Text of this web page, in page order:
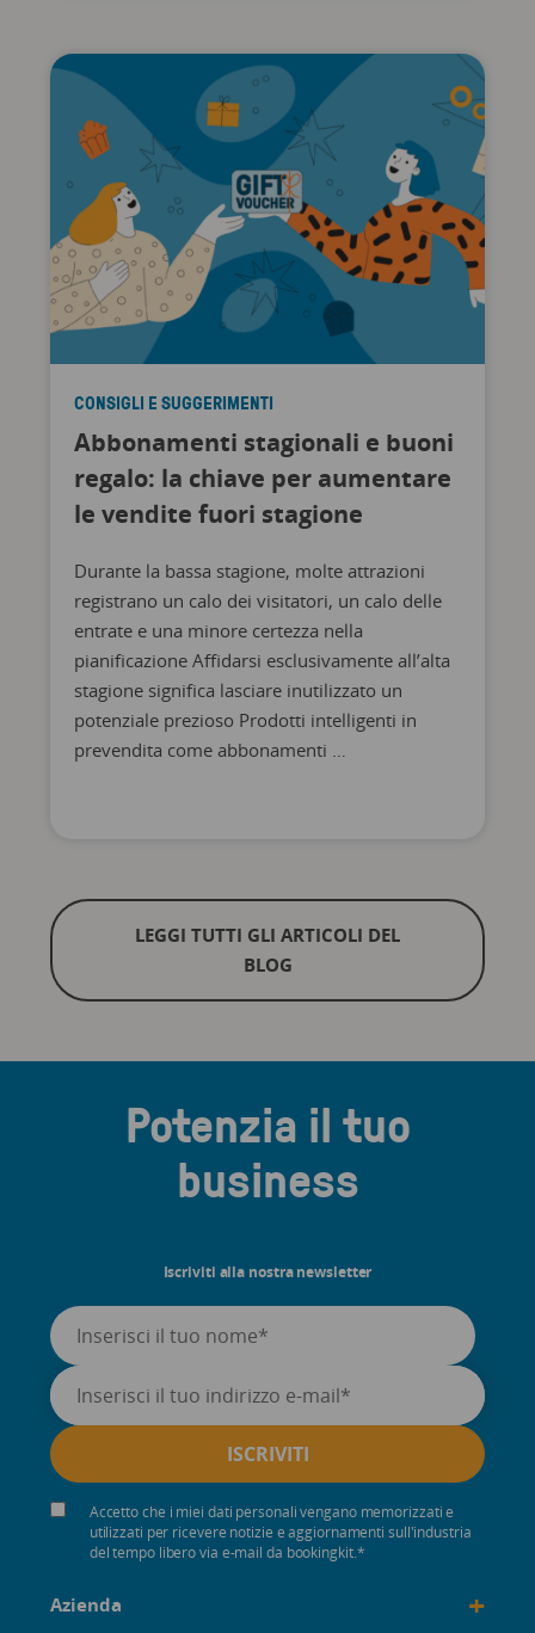
CONSIGLI E SUGGERIMENTI
Abbonamenti stagionali e buoni
regalo: la chiave per aumentare
le vendite fuori stagione
Durante la bassa stagione, molte attrazioni
registrano un calo dei visitatori, un calo delle
entrate e una minore certezza nella
pianificazione Affidarsi esclusivamente all’alta
stagione significa lasciare inutilizzato un
potenziale prezioso Prodotti intelligenti in
prevendita come abbonamenti …
LEGGI TUTTI GLI ARTICOLI DEL
BLOG
Potenzia il tuo
business
Iscriviti alla nostra newsletter
Accetto che i miei dati personali vengano memorizzati e
utilizzati per ricevere notizie e aggiornamenti sull'industria
del tempo libero via e-mail da bookingkit.*
Azienda +